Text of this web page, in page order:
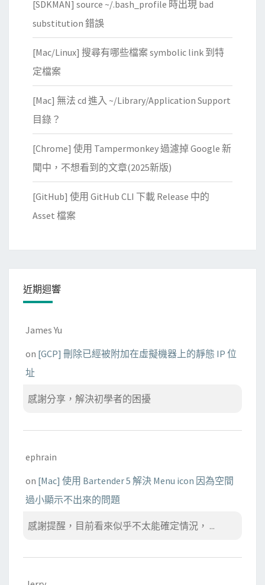
唸
出
來
速
享
文
資
料
[SDKMAN] source ~/.bash_profile 時出現 bad
substitution 錯誤
[Mac/Linux] 搜尋有哪些檔案 symbolic link 到特
定檔案
[Mac] 無法 cd 進入 ~/Library/Application Support
目錄？
[Chrome] 使用 Tampermonkey 過濾掉 Google 新
聞中，不想看到的文章(2025新版)
[GitHub] 使用 GitHub CLI 下載 Release 中的
Asset 檔案
近期迴響
James Yu
on [GCP] 刪除已經被附加在虛擬機器上的靜態 IP 位
址
感謝分享，解決初學者的困擾
ephrain
on [Mac] 使用 Bartender 5 解決 Menu icon 因為空間
過小顯示不出來的問題
感謝提醒，目前看來似乎不太能確定情況， ...